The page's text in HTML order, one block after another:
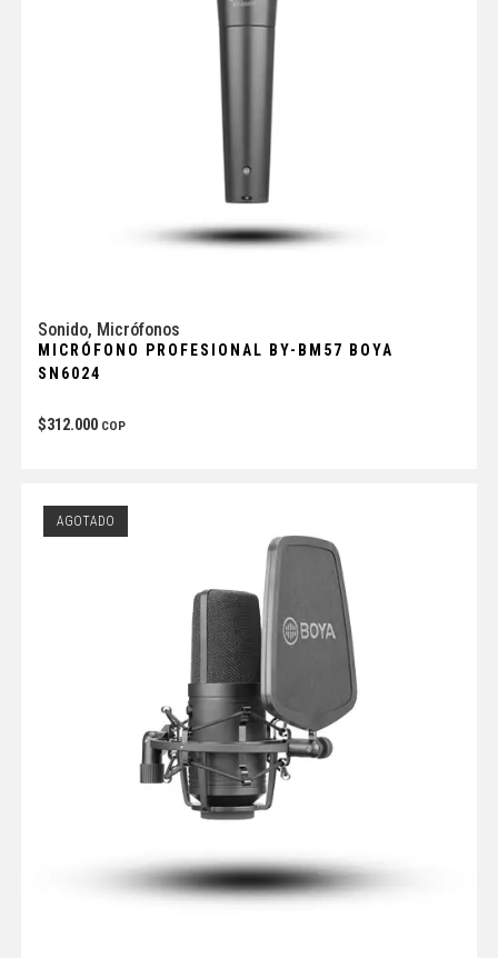
Sonido, Micrófonos
MICRÓFONO PROFESIONAL BY-BM57 BOYA
SN6024
$312.000 COP
AGOTADO